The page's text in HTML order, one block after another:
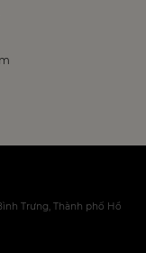
Trưng, Thành phố Hồ